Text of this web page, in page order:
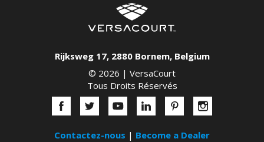
Rijksweg 17, 2880 Bornem, Belgium
© 2026 | VersaCourt
Tous Droits Réservés
Contactez-nous | Become a Dealer